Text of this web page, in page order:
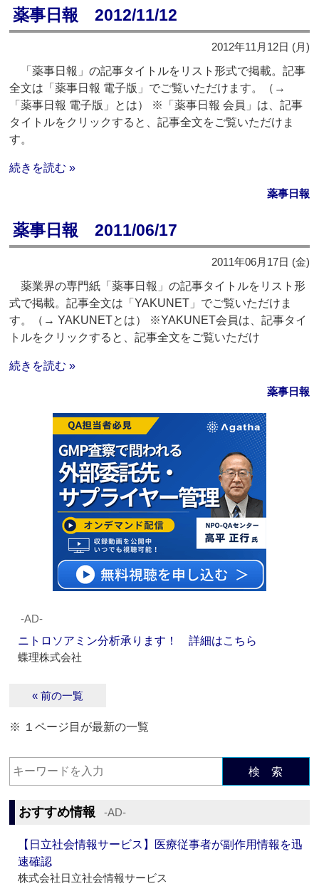
薬事日報 2012/11/12
2012年11月12日 (月)
「薬事日報」の記事タイトルをリスト形式で掲載。記事
全文は「薬事日報 電子版」でご覧いただけます。（→
「薬事日報 電子版」とは） ※「薬事日報 会員」は、記事
タイトルをクリックすると、記事全文をご覧いただけま
す。
続きを読む »
薬事日報
薬事日報 2011/06/17
2011年06月17日 (金)
薬業界の専門紙「薬事日報」の記事タイトルをリスト形
式で掲載。記事全文は「YAKUNET」でご覧いただけま
す。（→ YAKUNETとは） ※YAKUNET会員は、記事タイ
トルをクリックすると、記事全文をご覧いただけ
続きを読む »
薬事日報
‐AD‐
ニトロソアミン分析承ります！ 詳細はこちら
蝶理株式会社
« 前の一覧
※ １ページ目が最新の一覧
検 索
おすすめ情報 ‐AD‐
【日立社会情報サービス】医療従事者が副作用情報を迅
速確認
株式会社日立社会情報サービス